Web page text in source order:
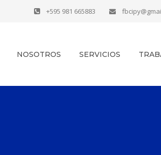
+595 981 665883
NOSOTROS SERVICIOS